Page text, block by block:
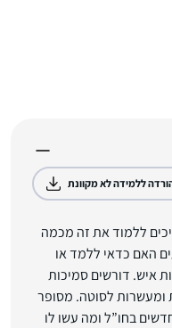
ללמידה לא מקוונת
ללמוד את זה מכמה
האם כדאי ללמד או
איש. דורשים סמיכות
ומעשרות לסוטה. מסופר
בחו”ל ומה עשו לו